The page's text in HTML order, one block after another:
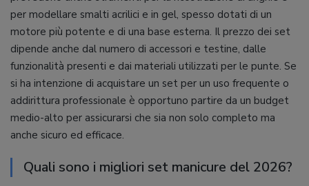
per modellare smalti acrilici e in gel, spesso dotati di un
motore più potente e di una base esterna. Il prezzo dei set
dipende anche dal numero di accessori e testine, dalle
funzionalità presenti e dai materiali utilizzati per le punte. Se
si ha intenzione di acquistare un set per un uso frequente o
addirittura professionale è opportuno partire da un budget
medio-alto per assicurarsi che sia non solo completo ma
anche sicuro ed efficace.
Quali sono i migliori set manicure del 2026?